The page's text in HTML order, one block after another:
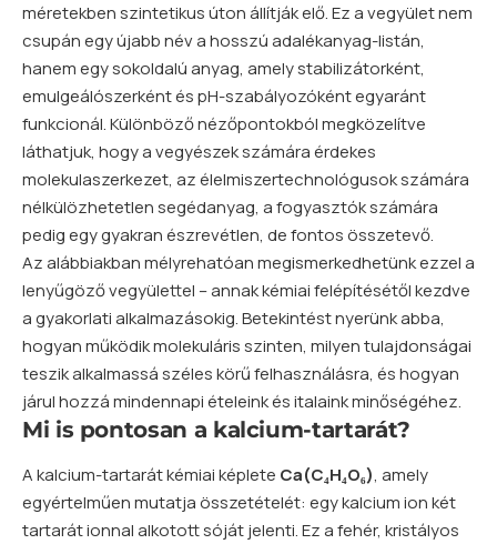
méretekben szintetikus úton állítják elő. Ez a vegyület nem
csupán egy újabb név a hosszú adalékanyag-listán,
hanem egy sokoldalú anyag, amely stabilizátorként,
emulgeálószerként és pH-szabályozóként egyaránt
funkcionál. Különböző nézőpontokból megközelítve
láthatjuk, hogy a vegyészek számára érdekes
molekulaszerkezet, az élelmiszertechnológusok számára
nélkülözhetetlen segédanyag, a fogyasztók számára
pedig egy gyakran észrevétlen, de fontos összetevő.
Az alábbiakban mélyrehatóan megismerkedhetünk ezzel a
lenyűgöző vegyülettel – annak kémiai felépítésétől kezdve
a gyakorlati alkalmazásokig. Betekintést nyerünk abba,
hogyan működik molekuláris szinten, milyen tulajdonságai
teszik alkalmassá széles körű felhasználásra, és hogyan
járul hozzá mindennapi ételeink és italaink minőségéhez.
Mi is pontosan a kalcium-tartarát?
A kalcium-tartarát kémiai képlete Ca(C₄H₄O₆), amely
egyértelműen mutatja összetételét: egy kalcium ion két
tartarát ionnal alkotott sóját jelenti. Ez a fehér, kristályos